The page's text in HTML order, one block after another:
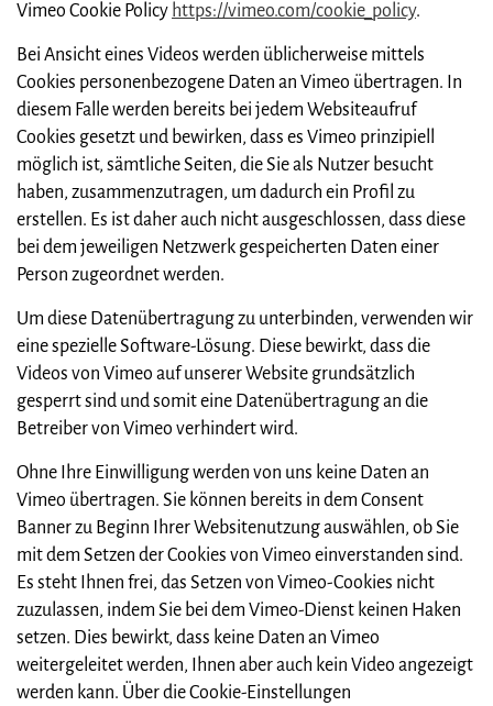
Vimeo Cookie Policy https://vimeo.com/cookie_policy.
Bei Ansicht eines Videos werden üblicherweise mittels
Cookies personenbezogene Daten an Vimeo übertragen. In
diesem Falle werden bereits bei jedem Websiteaufruf
Cookies gesetzt und bewirken, dass es Vimeo prinzipiell
möglich ist, sämtliche Seiten, die Sie als Nutzer besucht
haben, zusammenzutragen, um dadurch ein Profil zu
erstellen. Es ist daher auch nicht ausgeschlossen, dass diese
bei dem jeweiligen Netzwerk gespeicherten Daten einer
Person zugeordnet werden.
Um diese Datenübertragung zu unterbinden, verwenden wir
eine spezielle Software-Lösung. Diese bewirkt, dass die
Videos von Vimeo auf unserer Website grundsätzlich
gesperrt sind und somit eine Datenübertragung an die
Betreiber von Vimeo verhindert wird.
Ohne Ihre Einwilligung werden von uns keine Daten an
Vimeo übertragen. Sie können bereits in dem Consent
Banner zu Beginn Ihrer Websitenutzung auswählen, ob Sie
mit dem Setzen der Cookies von Vimeo einverstanden sind.
Es steht Ihnen frei, das Setzen von Vimeo-Cookies nicht
zuzulassen, indem Sie bei dem Vimeo-Dienst keinen Haken
setzen. Dies bewirkt, dass keine Daten an Vimeo
weitergeleitet werden, Ihnen aber auch kein Video angezeigt
werden kann. Über die Cookie-Einstellungen